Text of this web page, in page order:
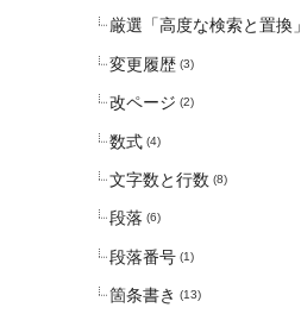
厳選「高度な検索と置換」
変更履歴 (3)
改ページ (2)
数式 (4)
文字数と行数 (8)
段落 (6)
段落番号 (1)
箇条書き (13)